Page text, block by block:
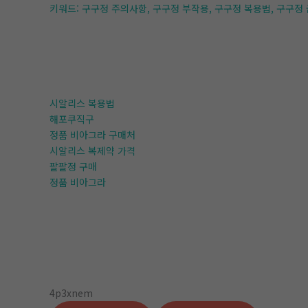
키워드: 구구정 주의사항, 구구정 부작용, 구구정 복용법, 구구정
시알리스 복용법
해포쿠직구
정품 비아그라 구매처
시알리스 복제약 가격
팔팔정 구매
정품 비아그라
4p3xnem